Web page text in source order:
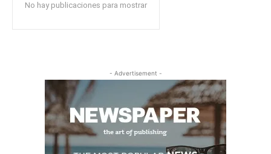
No hay publicaciones para mostrar
- Advertisement -